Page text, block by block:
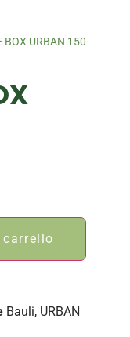
BOX URBAN 150
Bauli, URBAN